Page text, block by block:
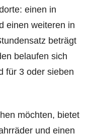
einen in
einen weiteren in
beträgt
belaufen sich
für 3 oder sieben
möchten, bietet
und einen